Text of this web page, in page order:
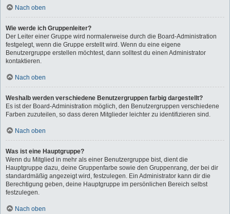
Nach oben
Wie werde ich Gruppenleiter?
Der Leiter einer Gruppe wird normalerweise durch die Board-Administration
festgelegt, wenn die Gruppe erstellt wird. Wenn du eine eigene
Benutzergruppe erstellen möchtest, dann solltest du einen Administrator
kontaktieren.
Nach oben
Weshalb werden verschiedene Benutzergruppen farbig dargestellt?
Es ist der Board-Administration möglich, den Benutzergruppen verschiedene
Farben zuzuteilen, so dass deren Mitglieder leichter zu identifizieren sind.
Nach oben
Was ist eine Hauptgruppe?
Wenn du Mitglied in mehr als einer Benutzergruppe bist, dient die
Hauptgruppe dazu, deine Gruppenfarbe sowie den Gruppenrang, der bei dir
standardmäßig angezeigt wird, festzulegen. Ein Administrator kann dir die
Berechtigung geben, deine Hauptgruppe im persönlichen Bereich selbst
festzulegen.
Nach oben